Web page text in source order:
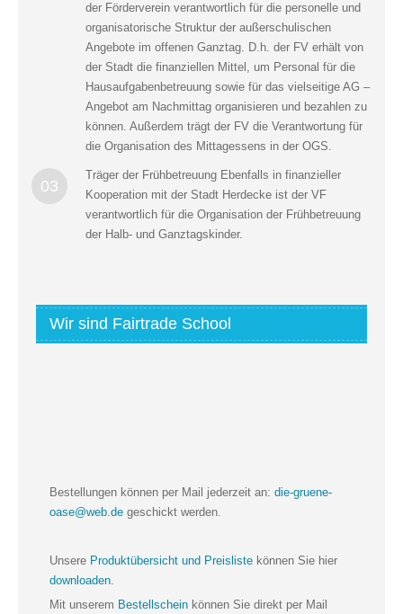
der Förderverein verantwortlich für die personelle und
organisatorische Struktur der außerschulischen
Angebote im offenen Ganztag. D.h. der FV erhält von
der Stadt die finanziellen Mittel, um Personal für die
Hausaufgabenbetreuung sowie für das vielseitige AG –
Angebot am Nachmittag organisieren und bezahlen zu
können. Außerdem trägt der FV die Verantwortung für
die Organisation des Mittagessens in der OGS.
03
Träger der Frühbetreuung Ebenfalls in finanzieller
Kooperation mit der Stadt Herdecke ist der VF
verantwortlich für die Organisation der Frühbetreuung
der Halb- und Ganztagskinder.
Wir sind Fairtrade School
Bestellungen können per Mail jederzeit an: die-gruene-
oase@web.de geschickt werden.
Unsere Produktübersicht und Preisliste können Sie hier
downloaden.
Mit unserem Bestellschein können Sie direkt per Mail